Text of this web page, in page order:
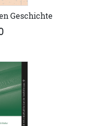
Geschichte